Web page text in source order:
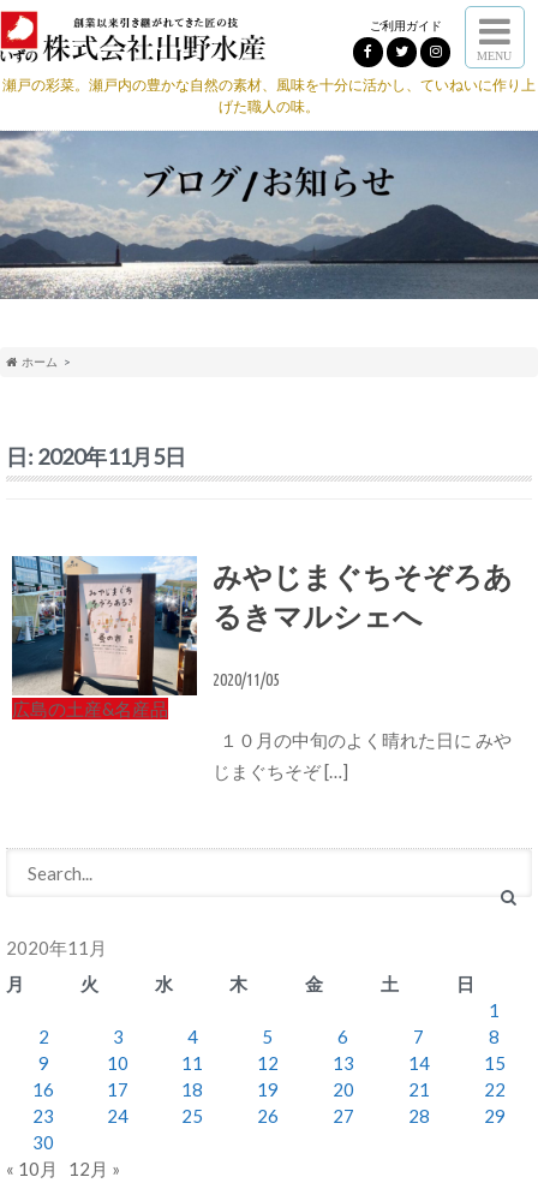
ご利用ガイド
MENU
瀬戸の彩菜。瀬戸内の豊かな自然の素材、風味を十分に活かし、ていねいに作り上
げた職人の味。
ホーム
日: 2020年11月5日
広島の土産&名産品
みやじまぐちそぞろあ
るきマルシェへ
2020/11/05
１０月の中旬のよく晴れた日に みや
じまぐちそぞ […]
2020年11月
月
火 水 木 金 土
日
1
2
3 4 5 6 7
8
9
10 11 12 13 14
15
16
17 18 19 20 21
22
23
24 25 26 27 28
29
30
« 10月
12月 »